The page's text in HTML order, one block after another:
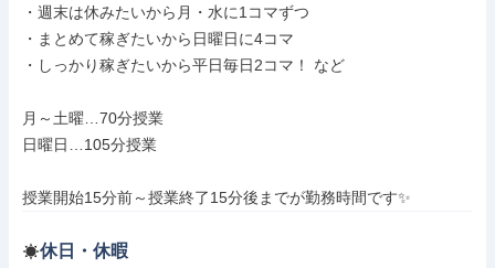
・週末は休みたいから月・水に1コマずつ
・まとめて稼ぎたいから日曜日に4コマ
・しっかり稼ぎたいから平日毎日2コマ！ など
月～土曜…70分授業
日曜日…105分授業
授業開始15分前～授業終了15分後までが勤務時間です✨
休日・休暇